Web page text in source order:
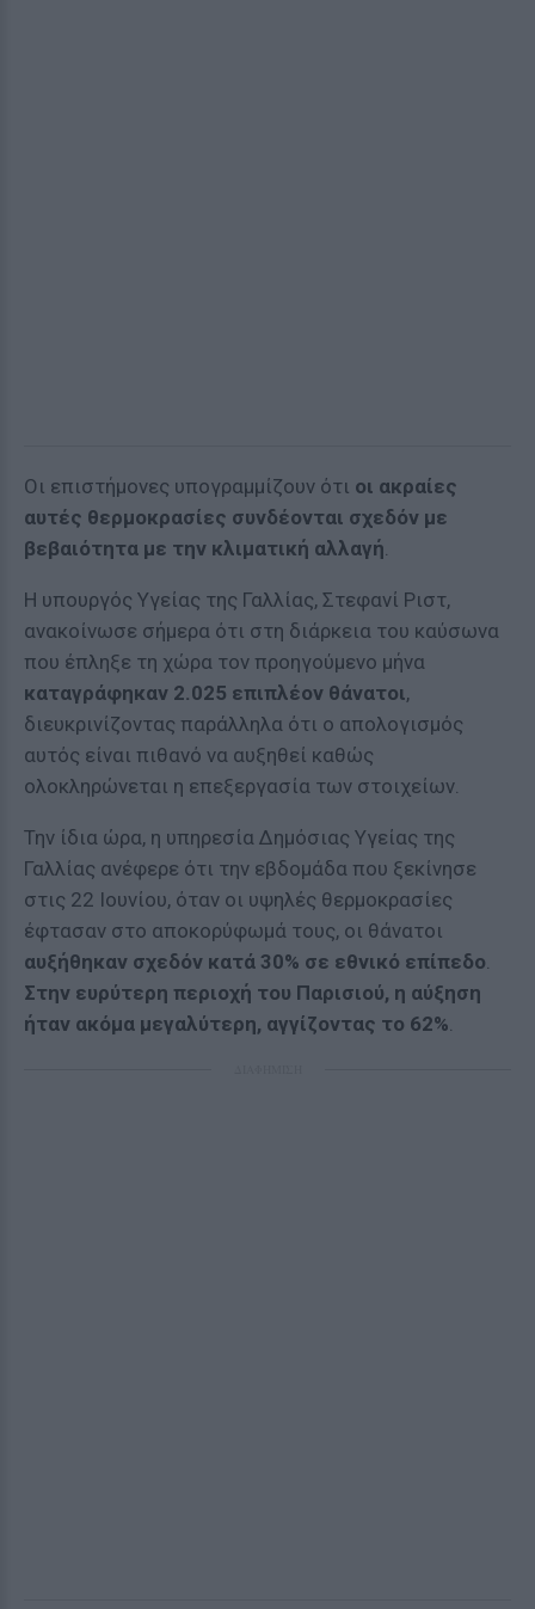
Οι επιστήμονες υπογραμμίζουν ότι οι ακραίες
αυτές θερμοκρασίες συνδέονται σχεδόν με
βεβαιότητα με την κλιματική αλλαγή.
Η υπουργός Υγείας της Γαλλίας, Στεφανί Ριστ,
ανακοίνωσε σήμερα ότι στη διάρκεια του καύσωνα
που έπληξε τη χώρα τον προηγούμενο μήνα
καταγράφηκαν 2.025 επιπλέον θάνατοι,
διευκρινίζοντας παράλληλα ότι ο απολογισμός
αυτός είναι πιθανό να αυξηθεί καθώς
ολοκληρώνεται η επεξεργασία των στοιχείων.
Την ίδια ώρα, η υπηρεσία Δημόσιας Υγείας της
Γαλλίας ανέφερε ότι την εβδομάδα που ξεκίνησε
στις 22 Ιουνίου, όταν οι υψηλές θερμοκρασίες
έφτασαν στο αποκορύφωμά τους, οι θάνατοι
αυξήθηκαν σχεδόν κατά 30% σε εθνικό επίπεδο.
Στην ευρύτερη περιοχή του Παρισιού, η αύξηση
ήταν ακόμα μεγαλύτερη, αγγίζοντας το 62%.